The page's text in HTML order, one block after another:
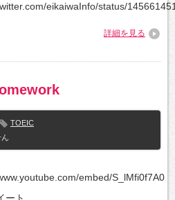
eikaiwaInfo/status/
詳細を見る
TOEIC
embed/S_lMfi0f7A0